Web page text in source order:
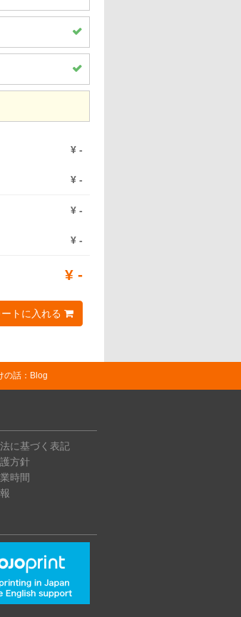
¥ -
¥ -
¥ -
¥ -
¥ -
ートに入れる
の話：Blog
に基づく表記
方針
時間